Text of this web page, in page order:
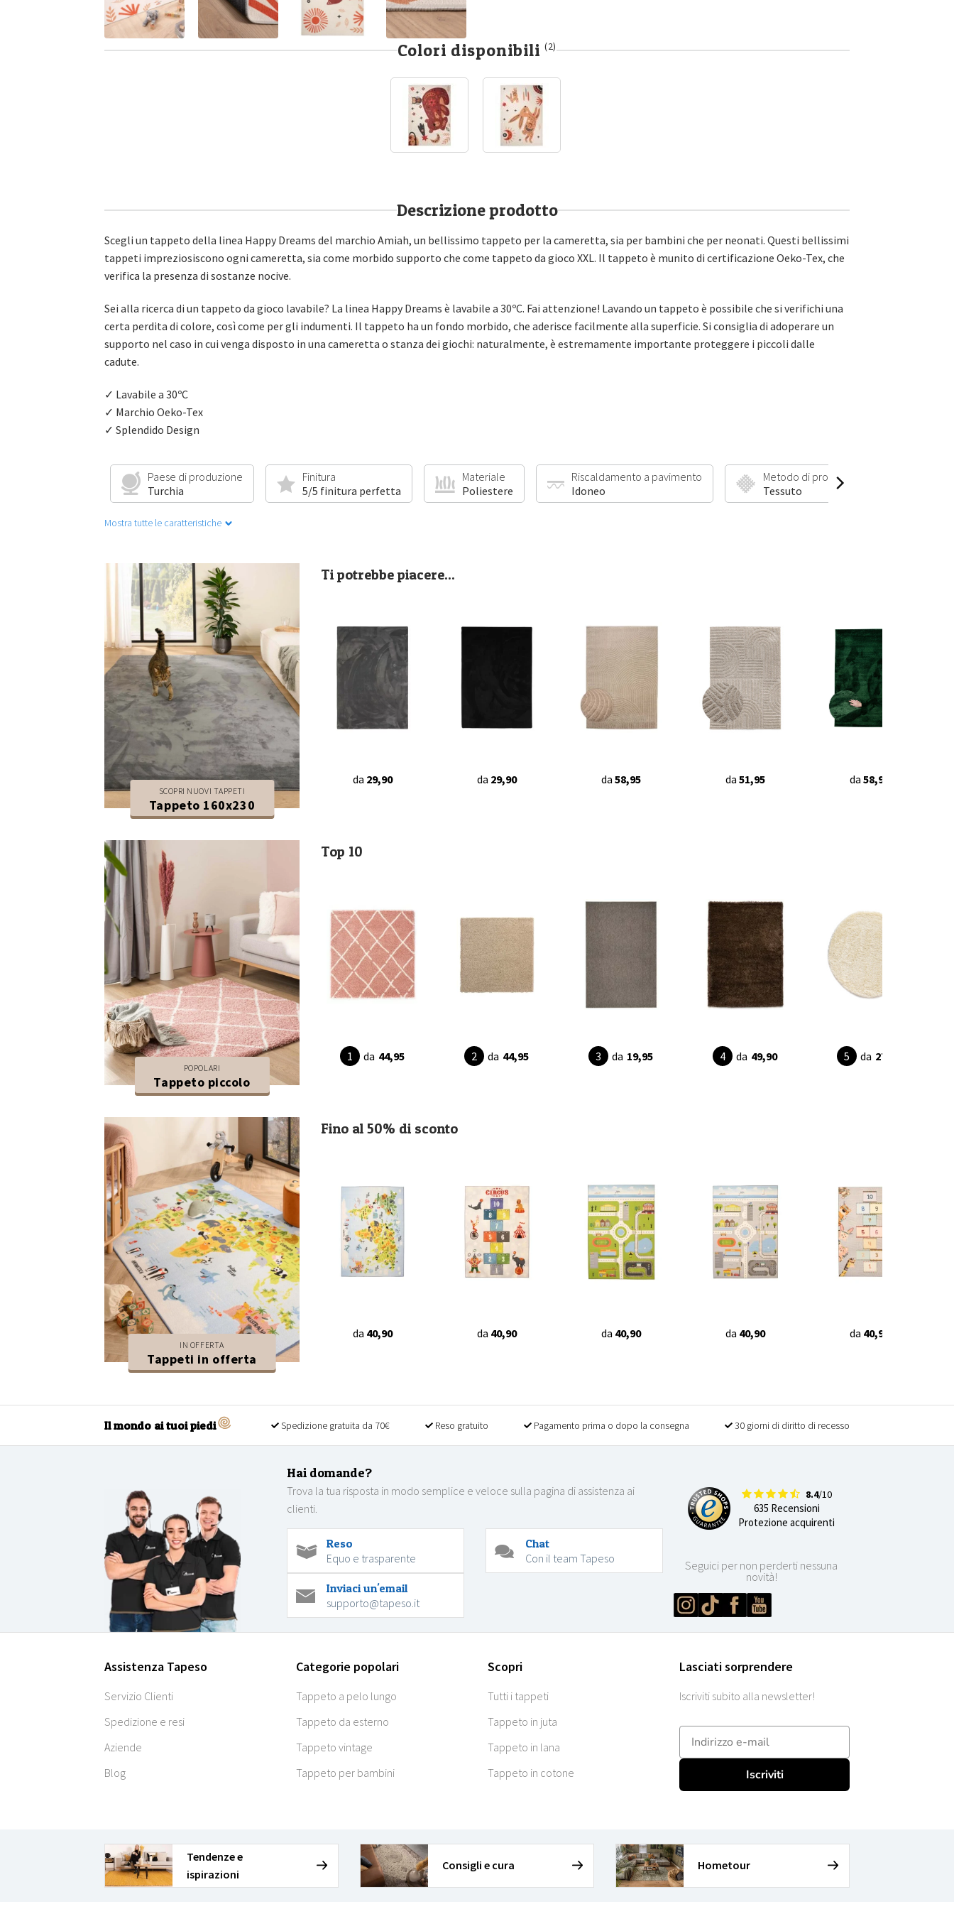
Colori disponibili (2)
Descrizione prodotto
Scegli un tappeto della linea Happy Dreams del marchio Amiah, un bellissimo tappeto per la cameretta, sia per bambini che per neonati. Questi bellissimi
tappeti impreziosiscono ogni cameretta, sia come morbido supporto che come tappeto da gioco XXL. Il tappeto è munito di certificazione Oeko-Tex, che
verifica la presenza di sostanze nocive.
Sei alla ricerca di un tappeto da gioco lavabile? La linea Happy Dreams è lavabile a 30ºC. Fai attenzione! Lavando un tappeto è possibile che si verifichi una
certa perdita di colore, così come per gli indumenti. Il tappeto ha un fondo morbido, che aderisce facilmente alla superficie. Si consiglia di adoperare un
supporto nel caso in cui venga disposto in una cameretta o stanza dei giochi: naturalmente, è estremamente importante proteggere i piccoli dalle
cadute.
✓ Lavabile a 30ºC
✓ Marchio Oeko-Tex
✓ Splendido Design
Paese di produzione
Turchia
Finitura
5/5 finitura perfetta
Materiale
Poliestere
Riscaldamento a pavimento
Idoneo
Metodo di produzione
Tessuto
Mostra tutte le caratteristiche
SCOPRI NUOVI TAPPETI
Tappeto 160x230
Ti potrebbe piacere...
da 29,90 da 29,90 da 58,95 da 51,95 da 58,95
POPOLARI
Tappeto piccolo
Top 10
da 44,95 da 44,95 da 19,95 da 49,90 da 27,95
IN OFFERTA
Tappeti in offerta
Fino al 50% di sconto
da 40,90 da 40,90 da 40,90 da 40,90 da 40,90
Il mondo ai tuoi piedi Spedizione gratuita da 70€ Reso gratuito Pagamento prima o dopo la consegna 30 giorni di diritto di recesso
Hai domande?
Trova la tua risposta in modo semplice e veloce sulla pagina di assistenza ai
clienti.
Reso
Equo e trasparente
Chat
Con il team Tapeso
Inviaci un'email
supporto@tapeso.it
8.4/10
635 Recensioni
Protezione acquirenti
Seguici per non perderti nessuna
novità!
Assistenza Tapeso
Servizio Clienti
Spedizione e resi
Aziende
Blog
Categorie popolari
Tappeto a pelo lungo
Tappeto da esterno
Tappeto vintage
Tappeto per bambini
Scopri
Tutti i tappeti
Tappeto in juta
Tappeto in lana
Tappeto in cotone
Lasciati sorprendere
Iscriviti subito alla newsletter!
E-mailadres
Iscriviti
Tendenze e
ispirazioni
Consigli e cura Hometour